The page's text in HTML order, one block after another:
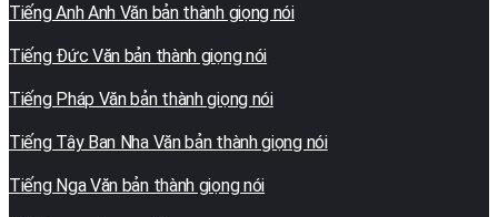
Tiếng Anh Anh Văn bản thành giọng nói
Tiếng Đức Văn bản thành giọng nói
Tiếng Pháp Văn bản thành giọng nói
Tiếng Tây Ban Nha Văn bản thành giọng nói
Tiếng Nga Văn bản thành giọng nói